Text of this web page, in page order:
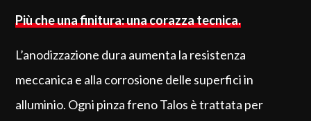
Più che una finitura: una corazza tecnica.
L’anodizzazione dura aumenta la resistenza
meccanica e alla corrosione delle superfici in
alluminio. Ogni pinza freno Talos è trattata per